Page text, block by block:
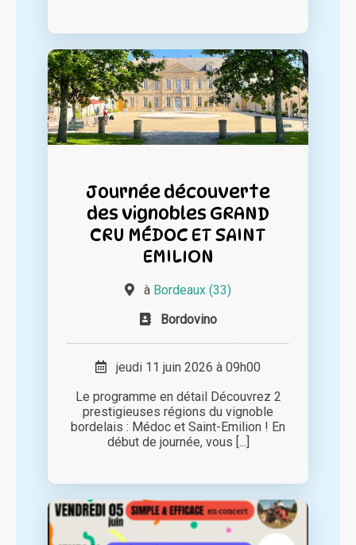
Journée découverte
des vignobles GRAND
CRU MÉDOC ET SAINT
EMILION
à Bordeaux (33)
Bordovino
jeudi 11 juin 2026 à 09h00
Le programme en détail Découvrez 2
prestigieuses régions du vignoble
bordelais : Médoc et Saint-Emilion ! En
début de journée, vous [...]